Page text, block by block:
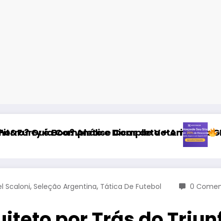
e Dicas de Veterinário
Completa + Amostra Grátis (Review
Hospede Seu Site
Scaloni, Seleção Argentina, Tática De Futebol 0